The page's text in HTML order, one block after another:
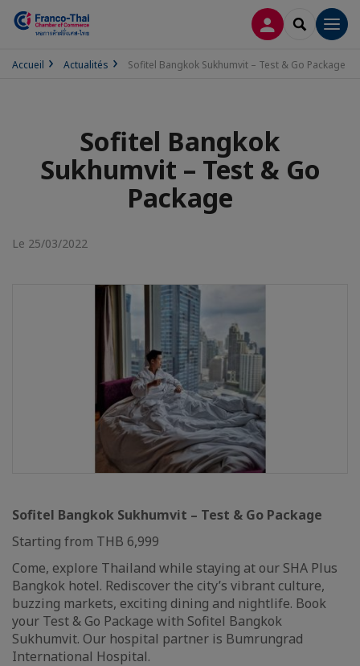
CONNEXION
Accueil Actualités Sofitel Bangkok Sukhumvit – Test & Go Package
Sofitel Bangkok
Sukhumvit – Test & Go
Package
Le 25/03/2022
Sofitel Bangkok Sukhumvit – Test & Go Package
Starting from THB 6,999
Come, explore Thailand while staying at our SHA Plus
Bangkok hotel. Rediscover the city’s vibrant culture,
buzzing markets, exciting dining and nightlife. Book
your Test & Go Package with Sofitel Bangkok
Sukhumvit. Our hospital partner is Bumrungrad
International Hospital.